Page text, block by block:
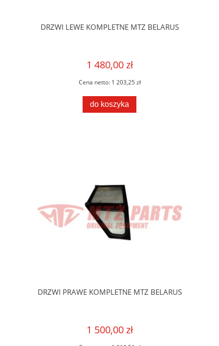
DRZWI LEWE KOMPLETNE MTZ BELARUS
1 480,00 zł
Cena netto: 1 203,25 zł
do koszyka
DRZWI PRAWE KOMPLETNE MTZ BELARUS
1 500,00 zł